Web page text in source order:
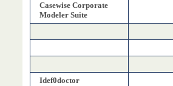
Casewise Corporate
Modeler Suite
Idef0doctor